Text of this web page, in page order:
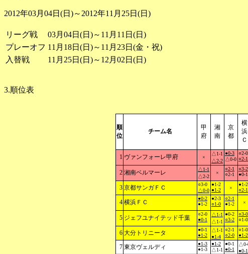
2012年03月04日(日)～2012年11月25日(日)
リーグ戦
03月04日(日)～11月11日(日)
プレーオフ 11月18日(日)～11月23日(金・祝)
入替戦
11月25日(日)～12月02日(日)
3.順位表
順
位
チーム名
甲
府
湘
南
京
都
横
浜
Ｃ
1 ヴァンフォーレ甲府 ×
△1-1
△2-2
●0-3
△0-0
○2-0
○2-1
2 湘南ベルマーレ
△1-1
△2-2
×
○2-1
○2-1
○3-2
●0-1
3 京都サンガＦＣ
○3-0
△0-0
●1-2
●1-2
×
●1-2
○2-1
4 横浜ＦＣ
●0-2
●1-2
●2-3
○1-0
○2-1
●1-2
×
5 ジェフユナイテッド千葉
○2-0
●0-1
△1-1
△1-1
●0-2
○3-2
○3-0
○1-0
6 大分トリニータ
●0-1
●1-2
△1-1
●1-4
○2-1
○2-0
○1-0
●1-2
7 東京ヴェルディ
●1-3
●1-3
●1-2
△1-1
●0-1
●0-1
△0-
●0-1